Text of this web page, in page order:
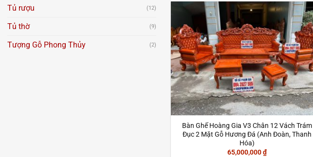
Tủ rượu (12)
Tủ thờ (9)
Tượng Gỗ Phong Thủy (2)
Bàn Ghế Hoàng Gia V3 Chân 12 Vách Trám
Đục 2 Mặt Gỗ Hương Đá (Anh Đoàn, Thanh
Hóa)
65,000,000₫